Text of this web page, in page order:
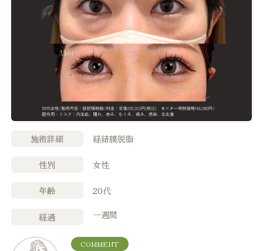
施術詳細 経結膜脱脂
性別 女性
年齢 20代
経過 一週間
COMMENT